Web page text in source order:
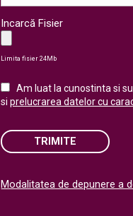
Incarcă Fisier
Limita fisier 24Mb
Am luat la cunostinta si
siprelucrarea datelor cu
TRIMITE
Please
Modalitatea de depunere a